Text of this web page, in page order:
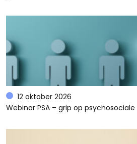
12 oktober 2026
Webinar PSA – grip op